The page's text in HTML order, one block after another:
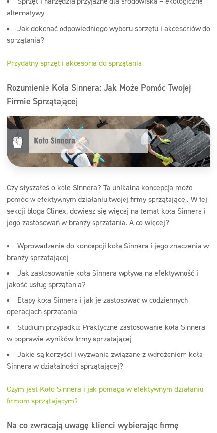
alternatywy
Jak dokonać odpowiedniego wyboru sprzętu i akcesoriów do
sprzątania?
Przydatny sprzęt i akcesoria do sprzątania
Rozumienie Koła Sinnera: Jak Może Pomóc Twojej
Firmie Sprzątającej
Czy słyszałeś o kole Sinnera? Ta unikalna koncepcja może
pomóc w efektywnym działaniu twojej firmy sprzątającej. W tej
sekcji bloga Clinex, dowiesz się więcej na temat koła Sinnera i
jego zastosowań w branży sprzątania. A co więcej?
Wprowadzenie do koncepcji koła Sinnera i jego znaczenia w
branży sprzątającej
Jak zastosowanie koła Sinnera wpływa na efektywność i
jakość usług sprzątania?
Etapy koła Sinnera i jak je zastosować w codziennych
operacjach sprzątania
Studium przypadku: Praktyczne zastosowanie koła Sinnera
w poprawie wyników firmy sprzątającej
Jakie są korzyści i wyzwania związane z wdrożeniem koła
Sinnera w działalności sprzątającej?
Czym jest Koło Sinnera i jak pomaga w efektywnym działaniu
firmom sprzątającym?
Na co zwracają uwagę klienci wybierając firmę